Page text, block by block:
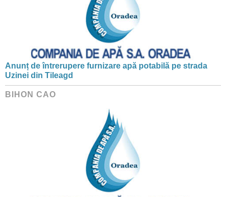
Anunț de întrerupere furnizare apă potabilă pe strada
Uzinei din Tileagd
BIHON CAO